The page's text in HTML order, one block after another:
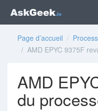
Page d’accueil /
/ AMD EPYC 9375F
AMD
du